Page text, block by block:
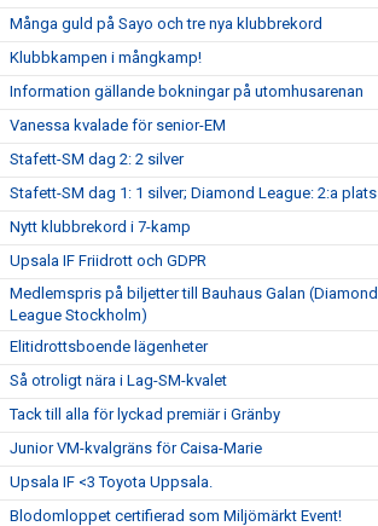
Många guld på Sayo och tre nya klubbrekord
Klubbkampen i mångkamp!
Information gällande bokningar på utomhusarenan
Vanessa kvalade för senior-EM
Stafett-SM dag 2: 2 silver
Stafett-SM dag 1: 1 silver; Diamond League: 2:a plats
Nytt klubbrekord i 7-kamp
Upsala IF Friidrott och GDPR
Medlemspris på biljetter till Bauhaus Galan (Diamond
League Stockholm)
Elitidrottsboende lägenheter
Så otroligt nära i Lag-SM-kvalet
Tack till alla för lyckad premiär i Gränby
Junior VM-kvalgräns för Caisa-Marie
Upsala IF <3 Toyota Uppsala.
Blodomloppet certifierad som Miljömärkt Event!